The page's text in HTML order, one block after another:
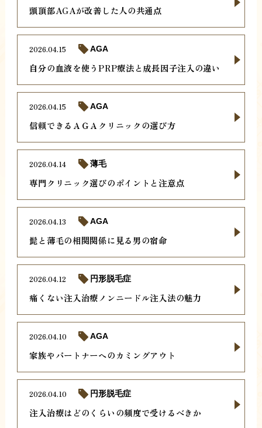
頭頂部AGAが改善した人の共通点
自分の血液を使うPRP療法と成長因子注入の違い
2026.04.15 AGA
信頼できるＡＧＡクリニックの選び方
2026.04.15 AGA
専門クリニック選びのポイントと注意点
2026.04.14 薄毛
髭と薄毛の相関関係に見る男の宿命
2026.04.13 AGA
痛くない注入治療ノンニードル注入法の魅力
2026.04.12 円形脱毛症
家族やパートナーへのカミングアウト
2026.04.10 AGA
注入治療はどのくらいの頻度で受けるべきか
2026.04.10 円形脱毛症